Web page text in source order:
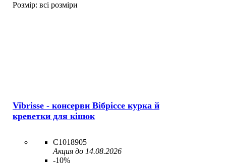
Розмір: всі розміри
Vibrisse - консерви Вібріссе курка й
креветки для кішок
C1018905
Акция до 14.08.2026
-10%